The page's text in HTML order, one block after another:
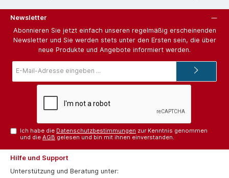
Newsletter
Abonnieren Sie jetzt einfach unseren regelmäßig erscheinenden
Newsletter und Sie werden stets unter den Ersten sein, die über
neue Produkte und Angebote informiert werden.
Mail-
Ich habe die Datenschutzbestimmungen zur Kenntnis genommen
und dieAGB gelesen und bin mit ihnen einverstanden.
Hilfe und Support
Unterstützung und Beratung unter: